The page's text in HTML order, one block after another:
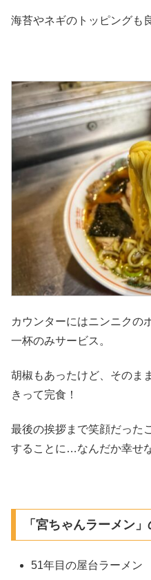
海苔やネギのトッピングも
カウンターにはニンニクの
一杯のみサービス。
胡椒もあったけど、そのま
きって完食！
最後の挨拶まで笑顔だった
することに…なんだか幸せ
「宮ちゃんラーメン
51年目の屋台ラーメン